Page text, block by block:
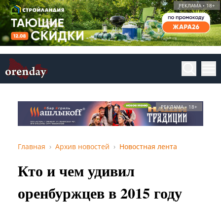
РЕКЛАМА • 18+
РЕКЛАМА • 18+
Главная Архив новостей Новостная лента
Кто и чем удивил
оренбуржцев в 2015 году